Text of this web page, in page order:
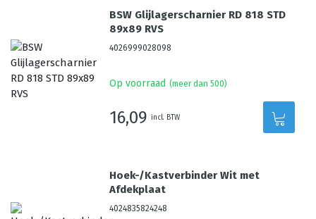
BSW Glijlagerscharnier RD 818 STD
89x89 RVS
4026999028098
Op voorraad (meer dan 500)
16,09 incl. BTW
Hoek-/Kastverbinder Wit met
Afdekplaat
4024835824248